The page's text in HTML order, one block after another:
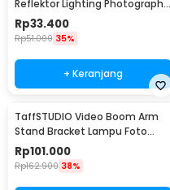
Reflektor Lighting Photography
Flash 80cm - UB-004
Rp33.400
Rp51.000 35%
+ Keranjang
TaffSTUDIO Video Boom Arm
Stand Bracket Lampu Foto
Studio - SB36WE
Rp101.000
Rp162.900 38%